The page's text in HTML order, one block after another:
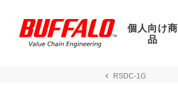
個人向け商
品
RSDC-1G